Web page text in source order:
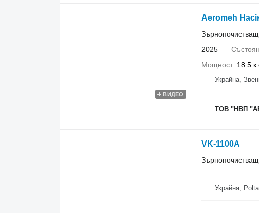
ВИДЕО
Aeromeh
2025
Мощност 18.5
Украйна,
ТОВ "НВП
VK-1100A
Украйна,